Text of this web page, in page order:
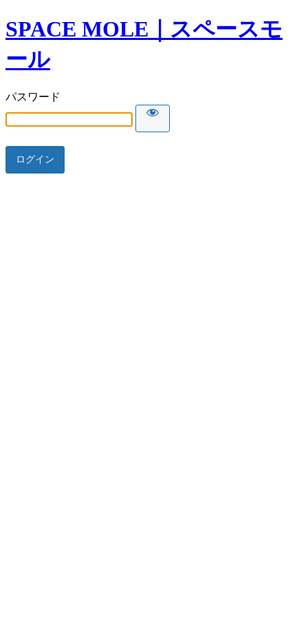
SPACE MOLE｜スペースモ
ール
パスワード